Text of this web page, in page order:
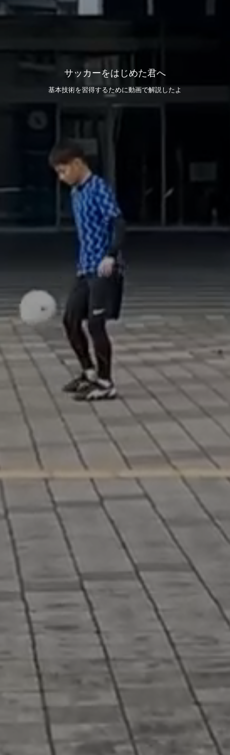
サッカーをはじめた君へ
基本技術を習得するために動画で解説したよ